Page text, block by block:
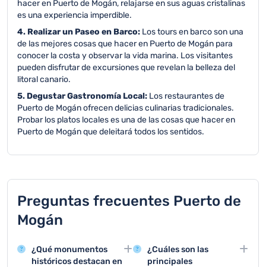
hacer en Puerto de Mogán, relajarse en sus aguas cristalinas
es una experiencia imperdible.
4. Realizar un Paseo en Barco: Los tours en barco son una
de las mejores cosas que hacer en Puerto de Mogán para
conocer la costa y observar la vida marina. Los visitantes
pueden disfrutar de excursiones que revelan la belleza del
litoral canario.
5. Degustar Gastronomía Local: Los restaurantes de
Puerto de Mogán ofrecen delicias culinarias tradicionales.
Probar los platos locales es una de las cosas que hacer en
Puerto de Mogán que deleitará todos los sentidos.
Preguntas frecuentes Puerto de
Mogán
¿Qué monumentos
históricos destacan en
¿Cuáles son las
principales